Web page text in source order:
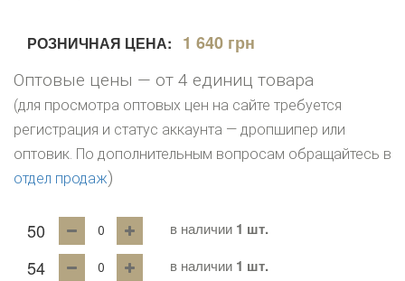
РОЗНИЧНАЯ ЦЕНА: 1 640 грн
Оптовые цены — от 4 единиц товара
(для просмотра оптовых цен на сайте требуется
регистрация и статус аккаунта — дропшипер или
оптовик. По дополнительным вопросам обращайтесь в
отдел продаж)
50 в наличии 1 шт.
54 в наличии 1 шт.